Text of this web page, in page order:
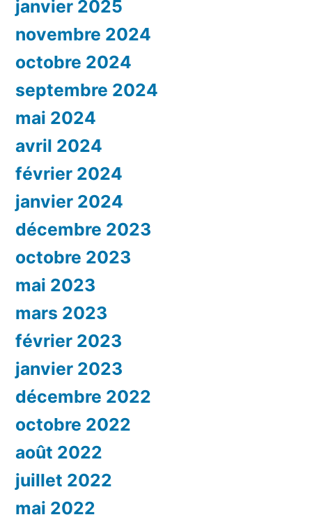
janvier 2025
novembre 2024
octobre 2024
septembre 2024
mai 2024
avril 2024
février 2024
janvier 2024
décembre 2023
octobre 2023
mai 2023
mars 2023
février 2023
janvier 2023
décembre 2022
octobre 2022
août 2022
juillet 2022
mai 2022